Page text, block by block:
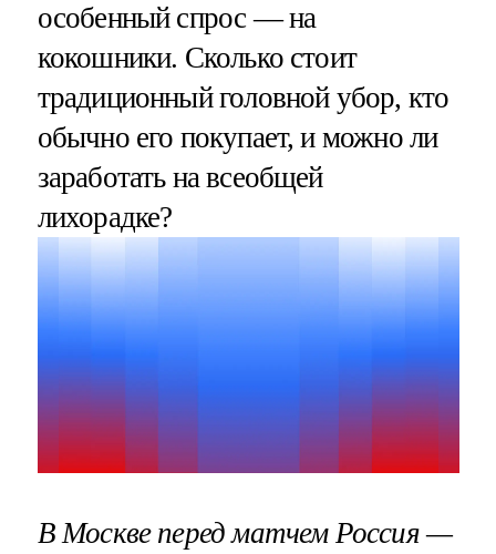
особенный спрос — на
кокошники. Сколько стоит
традиционный головной убор, кто
обычно его покупает, и можно ли
заработать на всеобщей
лихорадке?
В Москве перед матчем Россия —